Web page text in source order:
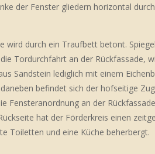
der Fenster gliedern horizontal
wird durch ein Traufbett betont.
Tordurchfahrt an der Rückfassade,
Sandstein lediglich mit einem
befindet sich der hofseitige
Fensteranordnung an der
hat der Förderkreis einen
Toiletten und eine Küche beherbergt.